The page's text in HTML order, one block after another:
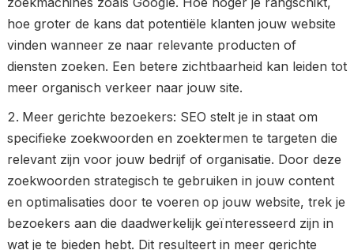
hoe groter de kans dat potentiële klanten jouw website
vinden wanneer ze naar relevante producten of
diensten zoeken. Een betere zichtbaarheid kan leiden tot
meer organisch verkeer naar jouw site.
Meer gerichte bezoekers: SEO stelt je in staat om
specifieke zoekwoorden en zoektermen te targeten die
relevant zijn voor jouw bedrijf of organisatie. Door deze
zoekwoorden strategisch te gebruiken in jouw content
en optimalisaties door te voeren op jouw website, trek je
bezoekers aan die daadwerkelijk geïnteresseerd zijn in
wat je te bieden hebt. Dit resulteert in meer gerichte